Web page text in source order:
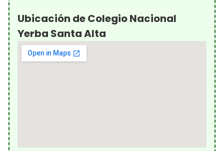
Ubicación de Colegio Nacional
Yerba Santa Alta